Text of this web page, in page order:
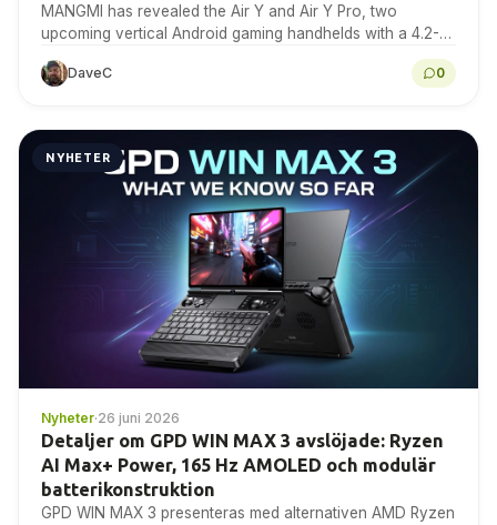
MANGMI has revealed the Air Y and Air Y Pro, two
upcoming vertical Android gaming handhelds with a 4.2-
inch 4:3 IPS touchscreen. Here is...
DaveC 0
NYHETER
Nyheter·26 juni 2026
Detaljer om GPD WIN MAX 3 avslöjade: Ryzen
AI Max+ Power, 165 Hz AMOLED och modulär
batterikonstruktion
GPD WIN MAX 3 presenteras med alternativen AMD Ryzen